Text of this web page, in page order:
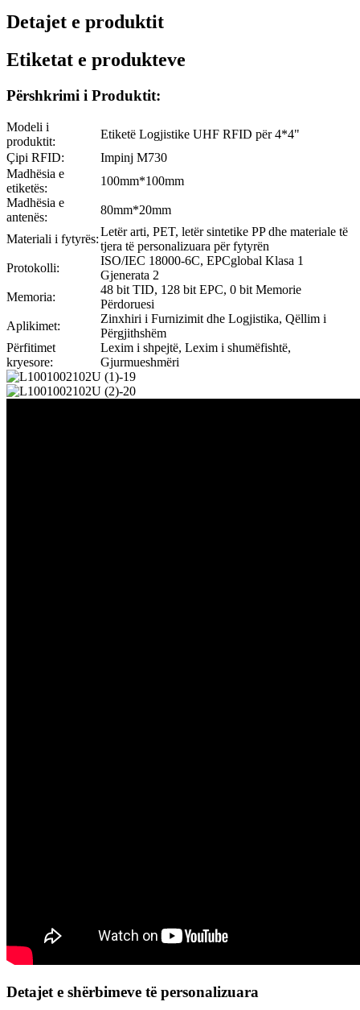
Detajet e produktit
Etiketat e produkteve
Përshkrimi i Produktit:
Modeli i
produktit:
Etiketë Logjistike UHF RFID për 4*4"
Çipi RFID:
Impinj M730
Madhësia e
etiketës:
100mm*100mm
Madhësia e
antenës:
80mm*20mm
Materiali i fytyrës:
Letër arti, PET, letër sintetike PP dhe materiale të
tjera të personalizuara për fytyrën
Protokolli:
ISO/IEC 18000-6C, EPCglobal Klasa 1
Gjenerata 2
Memoria:
48 bit TID, 128 bit EPC, 0 bit Memorie
Përdoruesi
Aplikimet:
Zinxhiri i Furnizimit dhe Logjistika, Qëllim i
Përgjithshëm
Përfitimet
kryesore:
Lexim i shpejtë, Lexim i shumëfishtë,
Gjurmueshmëri
Detajet e shërbimeve të personalizuara